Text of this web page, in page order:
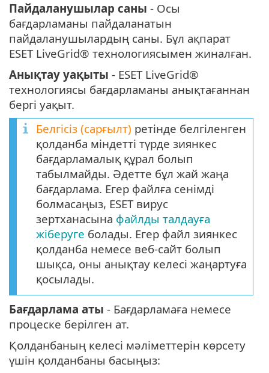
Пайдаланушылар саны - Осы
бағдарламаны пайдаланатын
пайдаланушылардың саны. Бұл ақпарат
ESET LiveGrid® технологиясымен жиналған.
Анықтау уақыты - ESET LiveGrid®
технологиясы бағдарламаны анықтағаннан
бергі уақыт.
Белгісіз (сарғылт) ретінде белгіленген
қолданба міндетті түрде зиянкес
бағдарламалық құрал болып
табылмайды. Әдетте бұл жай жаңа
бағдарлама. Егер файлға сенімді
болмасаңыз, ESET вирус
зертханасына файлды талдауға
жіберуге болады. Егер файл зиянкес
қолданба немесе веб-сайт болып
шықса, оны анықтау келесі жаңартуға
қосылады.
Бағдарлама аты - Бағдарламаға немесе
процеске берілген ат.
Қолданбаның келесі мәліметтерін көрсету
үшін қолданбаны басыңыз: